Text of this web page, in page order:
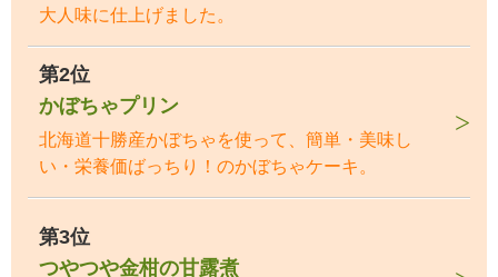
大人味に仕上げました。
第2位
かぼちゃプリン
北海道十勝産かぼちゃを使って、簡単・美味し
い・栄養価ばっちり！のかぼちゃケーキ。
第3位
つやつや金柑の甘露煮